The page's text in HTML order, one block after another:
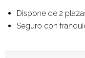
Dispone de 2
Seguro con